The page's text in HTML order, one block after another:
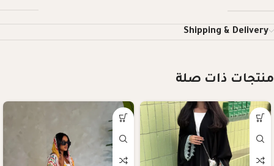
Shipping & Delivery
منتجات ذات صلة